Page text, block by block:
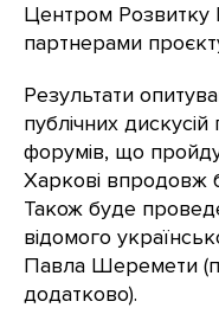
Центром Розвитку
партнерами
Результати
публічних дискусій
форумів, що
Харкові впродовж
Також буде
відомого
Павла Шеремети
додатково).